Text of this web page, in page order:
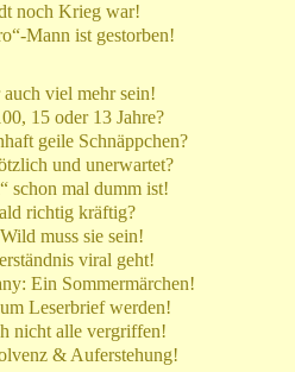
noch Krieg war!
Mann ist gestorben!
viel mehr sein!
15 oder 13 Jahre?
geile Schnäppchen?
und unerwartet?
schon mal dumm ist!
richtig kräftig?
muss sie sein!
viral geht!
Ein Sommermärchen!
Leserbrief werden!
nicht alle vergriffen!
& Auferstehung!